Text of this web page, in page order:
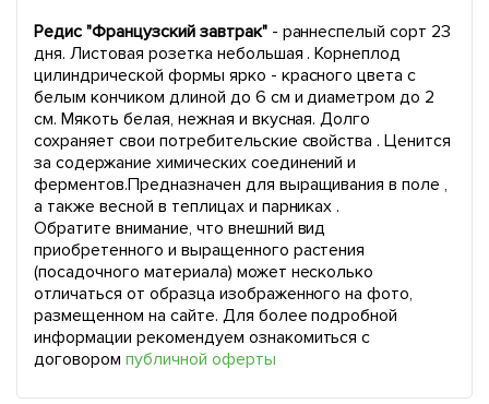
Редис "Французский завтрак" - раннеспелый сорт 23
дня. Листовая розетка небольшая . Корнеплод
цилиндрической формы ярко - красного цвета с
белым кончиком длиной до 6 см и диаметром до 2
см. Мякоть белая, нежная и вкусная. Долго
сохраняет свои потребительские свойства . Ценится
за содержание химических соединений и
ферментов.Предназначен для выращивания в поле ,
а также весной в теплицах и парниках .
Обратите внимание, что внешний вид
приобретенного и выращенного растения
(посадочного материала) может несколько
отличаться от образца изображенного на фото,
размещенном на сайте. Для более подробной
информации рекомендуем ознакомиться с
договором публичной оферты